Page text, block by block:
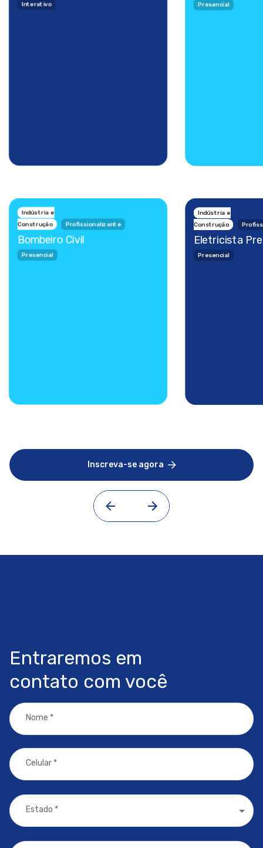
Interativo
Indústria e
Construção Profissionalizante
Bombeiro Civil
Presencial
Presencial
Indústria e
Construção
Eletricista
Presencial
Inscreva-se agora
Entraremos em
contato com você
Nome *
Celular *
Estado *